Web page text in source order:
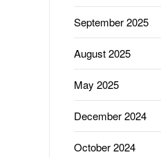
September 2025
August 2025
May 2025
December 2024
October 2024